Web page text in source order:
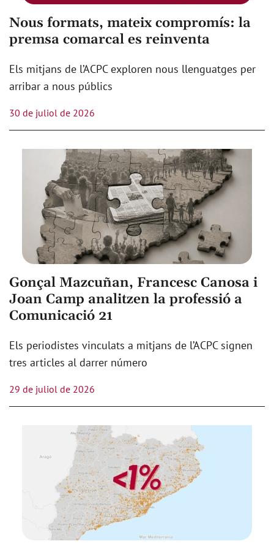
Nous formats, mateix compromís: la
premsa comarcal es reinventa
Els mitjans de l’ACPC exploren nous llenguatges per
arribar a nous públics
30 de juliol de 2026
Gonçal Mazcuñan, Francesc Canosa i
Joan Camp analitzen la professió a
Comunicació 21
Els periodistes vinculats a mitjans de l’ACPC signen
tres articles al darrer número
29 de juliol de 2026